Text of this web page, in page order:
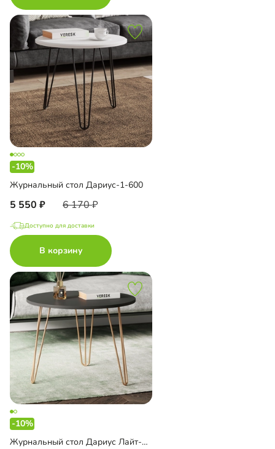
-10%
Журнальный стол Дариус-1-600
5 550 6 170
Доступно для доставки
В корзину
-10%
Журнальный стол Дариус Лайт-500 Голд